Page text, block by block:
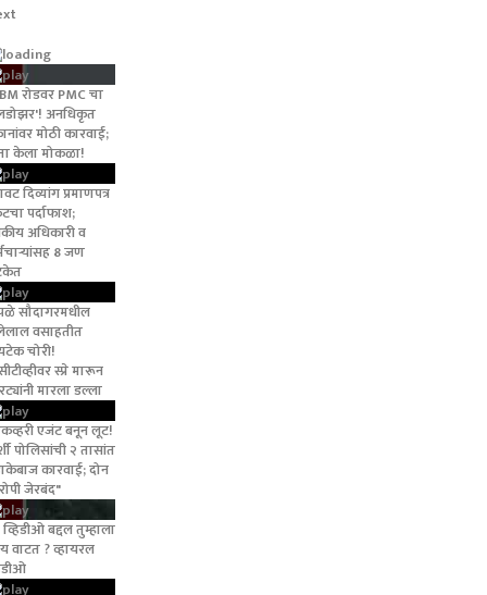
रोडवर PMC चा
अनधिकृत
मोठी कारवाई;
केला मोकळा!
दिव्यांग प्रमाणपत्र
पर्दाफाश;
अधिकारी व
8 जण
सौदागरमधील
वसाहतीत
चोरी!
स्प्रे मारून
मारला डल्ला
एजंट बनून लूट!
पोलिसांची २ तासांत
कारवाई; दोन
जेरबंद"
व्हिडीओ बद्दल तुम्हाला
वाटत ? व्हायरल